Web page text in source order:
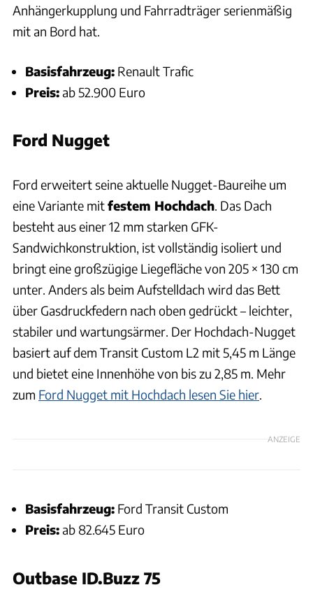
Anhängerkupplung und Fahrradträger serienmäßig
mit an Bord hat.
Basisfahrzeug: Renault Trafic
Preis:ab 52.900 Euro
Ford Nugget
Ford erweitert seine aktuelle Nugget-Baureihe um
eine Variante mitfestem Hochdach. Das Dach
besteht aus einer 12 mm starken GFK-
Sandwichkonstruktion, ist vollständig isoliert und
bringt eine großzügige Liegefläche von 205 × 130 cm
unter. Anders als beim Aufstelldach wird das Bett
über Gasdruckfedern nach oben gedrückt – leichter,
stabiler und wartungsärmer. Der Hochdach-Nugget
basiert auf dem Transit Custom L2 mit 5,45 m Länge
und bietet eine Innenhöhe von bis zu 2,85 m. Mehr
zum Ford Nugget mit Hochdach lesen Sie hier.
ANZEIGE
Basisfahrzeug: Ford Transit Custom
Preis:ab 82.645 Euro
Outbase ID.Buzz 75